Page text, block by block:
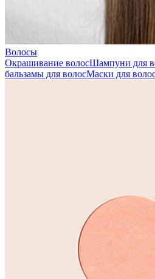
Волосы
Окрашивание волосШампуни для
бальзамы для волосМаски для